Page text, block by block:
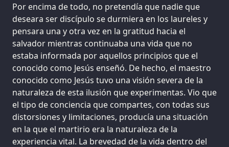
Por encima de todo, no pretendía que nadie que
deseara ser discípulo se durmiera en los laureles y
pensara una y otra vez en la gratitud hacia el
salvador mientras continuaba una vida que no
estaba informada por aquellos principios que el
conocido como Jesús enseñó. De hecho, el maestro
conocido como Jesús tuvo una visión severa de la
naturaleza de esta ilusión que experimentas. Vio que
el tipo de conciencia que compartes, con todas sus
distorsiones y limitaciones, producía una situación
en la que el martirio era la naturaleza de la
experiencia vital. La brevedad de la vida dentro del